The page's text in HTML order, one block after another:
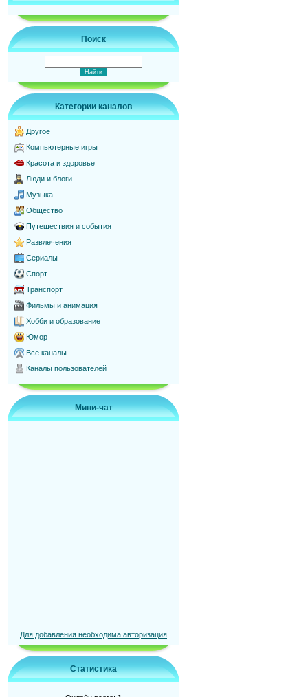
Поиск
Категории каналов
Другое
Компьютерные игры
Красота и здоровье
Люди и блоги
Музыка
Общество
Путешествия и события
Развлечения
Сериалы
Спорт
Транспорт
Фильмы и анимация
Хобби и образование
Юмор
Все каналы
Каналы пользователей
Мини-чат
Для добавления необходима авторизация
Статистика